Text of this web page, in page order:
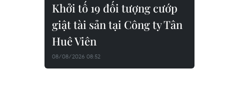
Khởi tố 19 đối tượng cướp
giật tài sản tại Công ty Tân
Huê Viên
08/08/2026 08:52